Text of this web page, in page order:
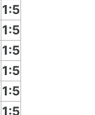
1:5
1:5
1:5
1:5
1:5
1:5